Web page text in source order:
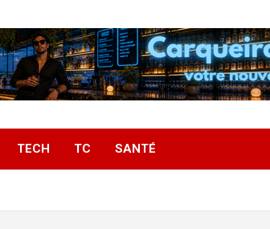
TECH TC SANTÉ